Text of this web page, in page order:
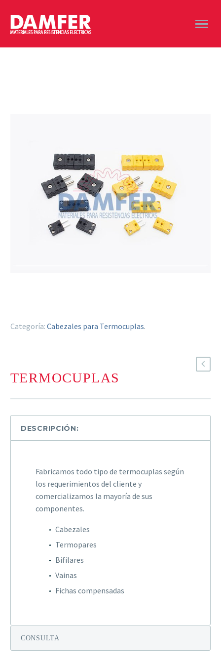
Categoría: Cabezales para Termocuplas.
TERMOCUPLAS
DESCRIPCIÓN:
Fabricamos todo tipo de termocuplas según
los requerimientos del cliente y
comercializamos la mayoría de sus
componentes.
Cabezales
Termopares
Bifilares
Vainas
Fichas compensadas
CONSULTA